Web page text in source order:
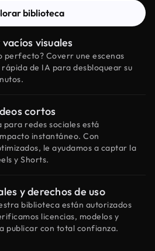
biblioteca
visuales
perfecto? Coverr une escenas
de IA para desbloquear su
cortos
redes sociales está
instantáneo. Con
le ayudamos a captar la
y Shorts.
y derechos de uso
biblioteca están autorizados
licencias, modelos y
publicar con total confianza.